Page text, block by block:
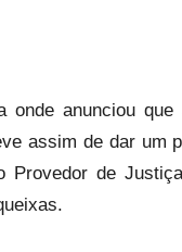
onde anunciou
assim de dar um
Provedor de